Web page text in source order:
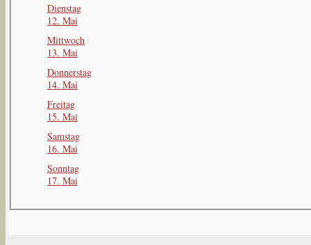
Dienstag
12. Mai
Mittwoch
13. Mai
Donnerstag
14. Mai
Freitag
15. Mai
Samstag
16. Mai
Sonntag
17. Mai